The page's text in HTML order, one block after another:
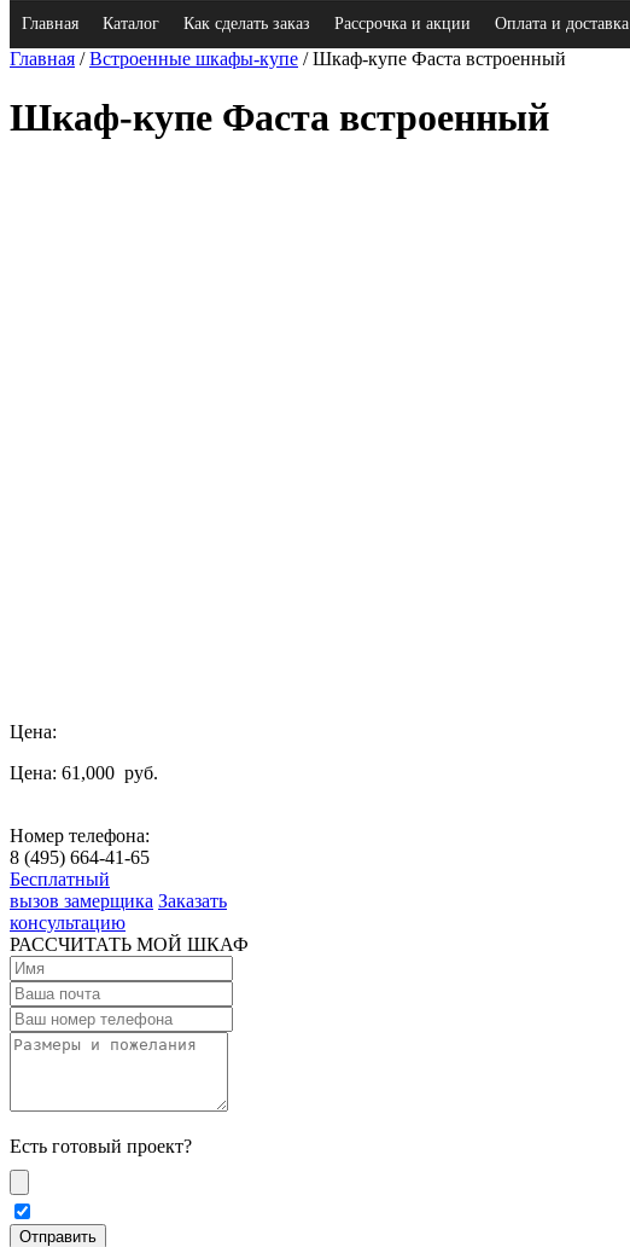
Главная Каталог Как сделать заказ Рассрочка и акции Оплата и доставка
Главная /Встроенные шкафы-купе / Шкаф-купе Фаста встроенный
Шкаф-купе Фаста встроенный
Цена:
Цена: 61,000 руб.
Номер телефона:
8 (495) 664-41-65
Бесплатный
вызов замерщика Заказать
консультацию
РАССЧИТАТЬ МОЙ ШКАФ
Есть готовый проект?